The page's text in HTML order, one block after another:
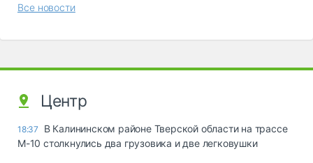
Все новости
Центр
18:37
В Калининском районе Тверской области на трассе
М-10 столкнулись два грузовика и две легковушки